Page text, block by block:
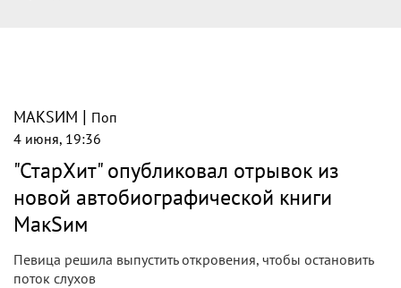
МАКSИМ | Поп
4 июня, 19:36
"СтарХит" опубликовал отрывок из
новой автобиографической книги
МакSим
Певица решила выпустить откровения, чтобы остановить
поток слухов